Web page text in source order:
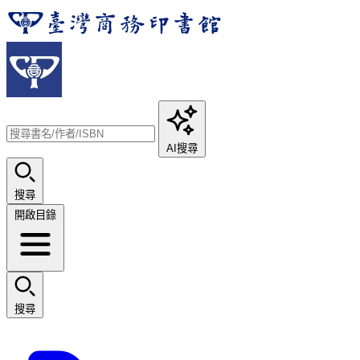
AI搜尋
搜尋
開啟目錄
搜尋